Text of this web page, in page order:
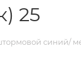
25
синий/